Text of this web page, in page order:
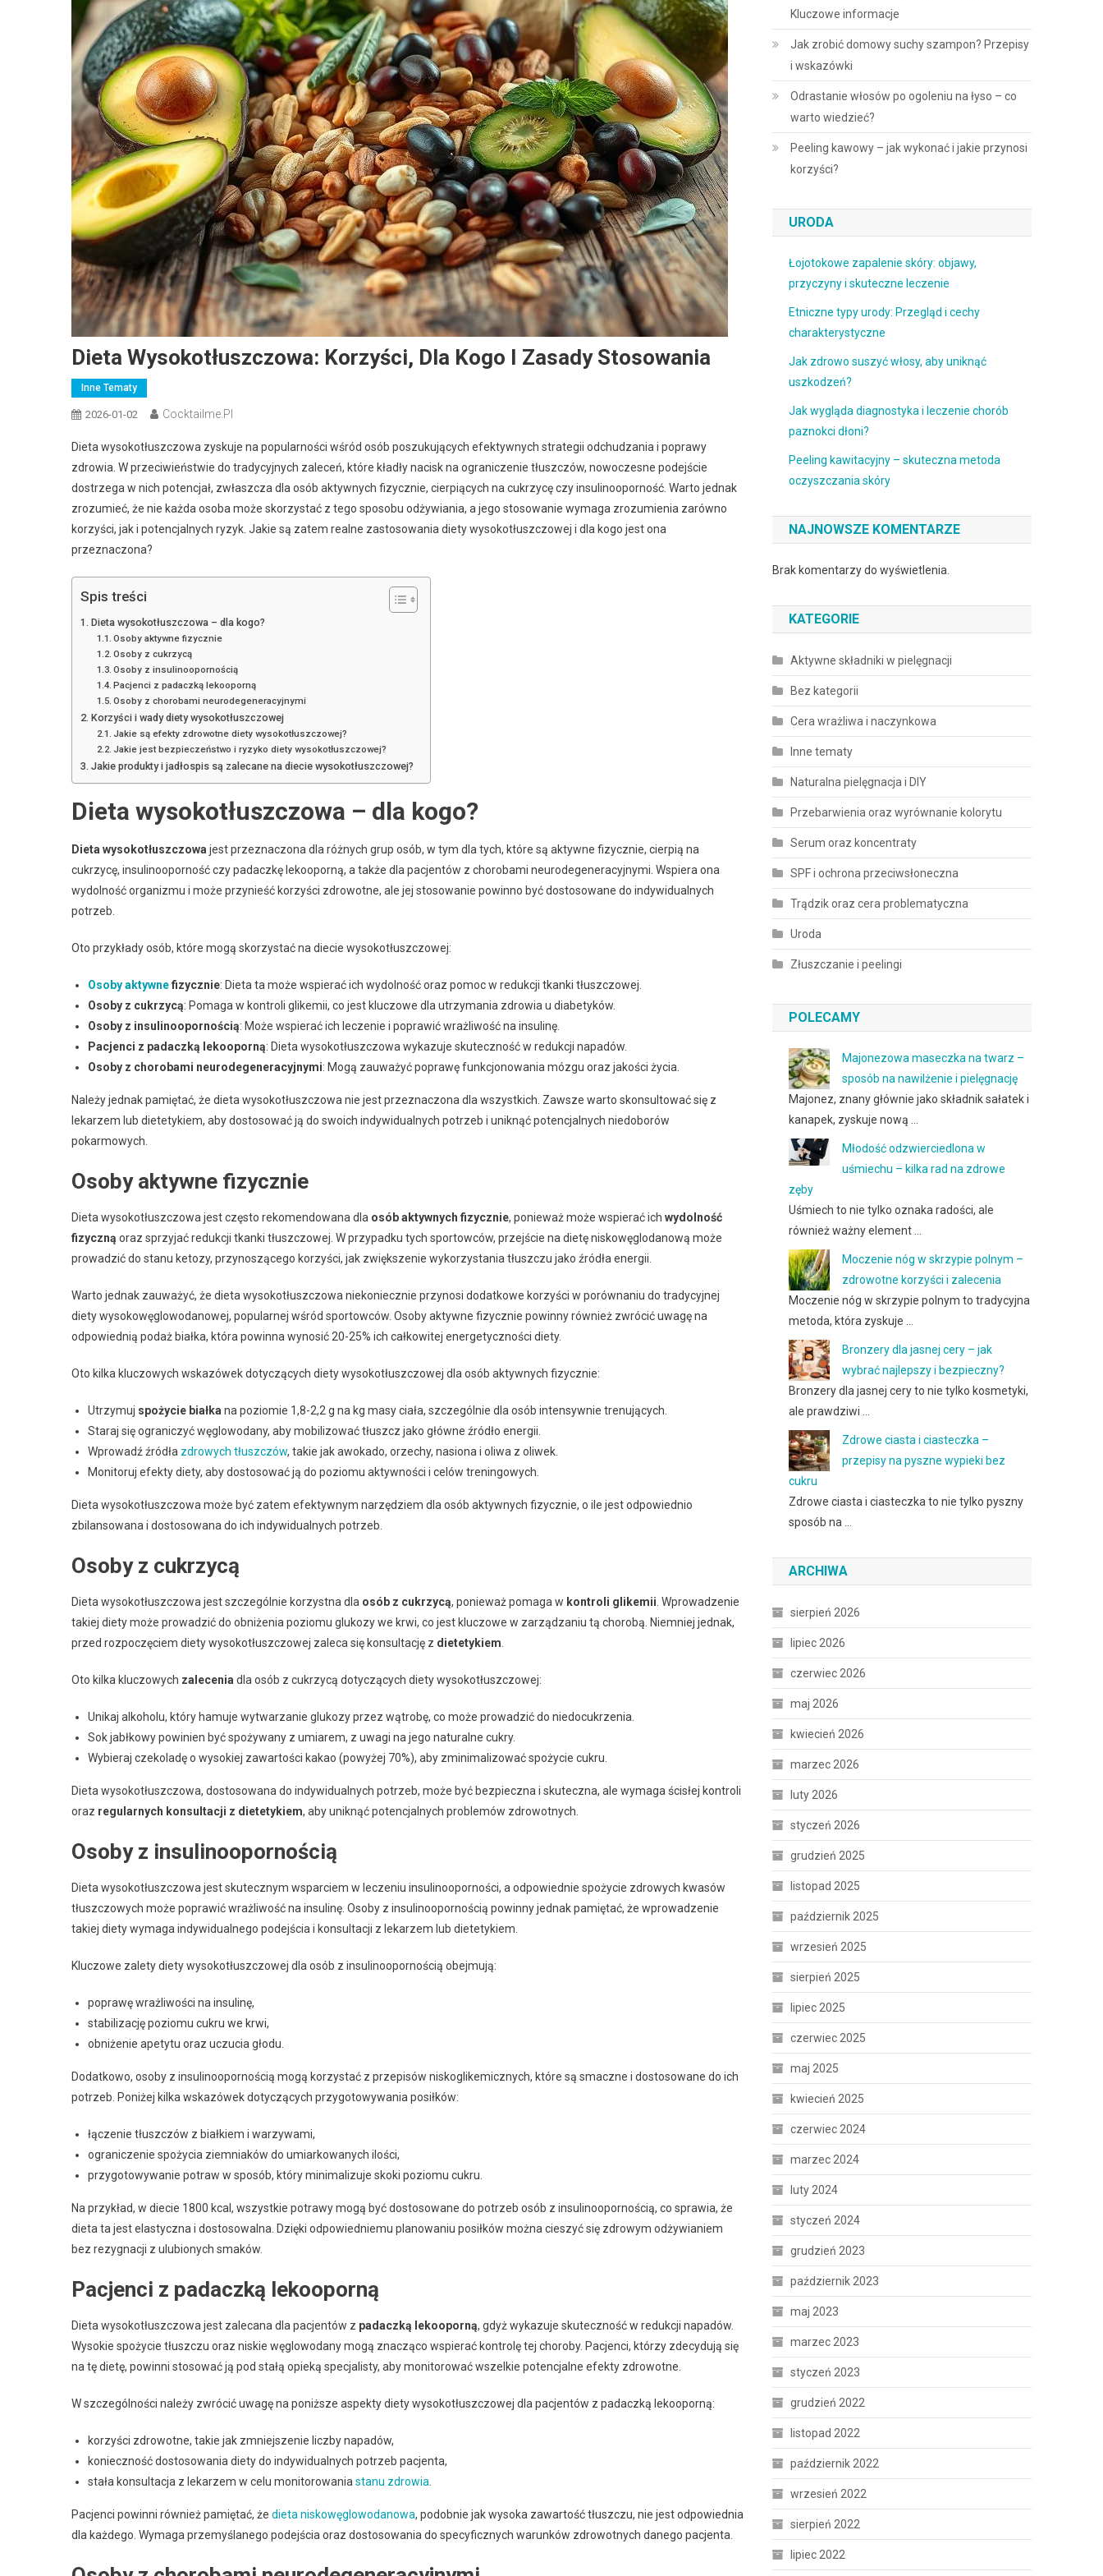
Dieta Wysokotłuszczowa: Korzyści, Dla Kogo I Zasady Stosowania
Inne Tematy
2026-01-02 Cocktailme.pl
Dieta wysokotłuszczowa zyskuje na popularności wśród osób poszukujących efektywnych strategii odchudzania i poprawy
zdrowia. W przeciwieństwie do tradycyjnych zaleceń, które kładły nacisk na ograniczenie tłuszczów, nowoczesne podejście
dostrzega w nich potencjał, zwłaszcza dla osób aktywnych fizycznie, cierpiących na cukrzycę czy insulinooporność. Warto jednak
zrozumieć, że nie każda osoba może skorzystać z tego sposobu odżywiania, a jego stosowanie wymaga zrozumienia zarówno
korzyści, jak i potencjalnych ryzyk. Jakie są zatem realne zastosowania diety wysokotłuszczowej i dla kogo jest ona
przeznaczona?
Spis treści
Dieta wysokotłuszczowa – dla kogo?
Osoby aktywne fizycznie
Osoby z cukrzycą
Osoby z insulinoopornością
Pacjenci z padaczką lekooporną
Osoby z chorobami neurodegeneracyjnymi
Korzyści i wady diety wysokotłuszczowej
Jakie są efekty zdrowotne diety wysokotłuszczowej?
Jakie jest bezpieczeństwo i ryzyko diety wysokotłuszczowej?
Jakie produkty i jadłospis są zalecane na diecie wysokotłuszczowej?
Dieta wysokotłuszczowa – dla kogo?
Dieta wysokotłuszczowa jest przeznaczona dla różnych grup osób, w tym dla tych, które są aktywne fizycznie, cierpią na
cukrzycę, insulinooporność czy padaczkę lekooporną, a także dla pacjentów z chorobami neurodegeneracyjnymi. Wspiera ona
wydolność organizmu i może przynieść korzyści zdrowotne, ale jej stosowanie powinno być dostosowane do indywidualnych
potrzeb.
Oto przykłady osób, które mogą skorzystać na diecie wysokotłuszczowej:
Osoby aktywnefizycznie: Dieta ta może wspierać ich wydolność oraz pomoc w redukcji tkanki tłuszczowej.
Osoby z cukrzycą: Pomaga w kontroli glikemii, co jest kluczowe dla utrzymania zdrowia u diabetyków.
Osoby z insulinoopornością: Może wspierać ich leczenie i poprawić wrażliwość na insulinę.
Pacjenci z padaczką lekooporną: Dieta wysokotłuszczowa wykazuje skuteczność w redukcji napadów.
Osoby z chorobami neurodegeneracyjnymi: Mogą zauważyć poprawę funkcjonowania mózgu oraz jakości życia.
Należy jednak pamiętać, że dieta wysokotłuszczowa nie jest przeznaczona dla wszystkich. Zawsze warto skonsultować się z
lekarzem lub dietetykiem, aby dostosować ją do swoich indywidualnych potrzeb i uniknąć potencjalnych niedoborów
pokarmowych.
Osoby aktywne fizycznie
Dieta wysokotłuszczowa jest często rekomendowana dla osób aktywnych fizycznie, ponieważ może wspierać ich wydolność
fizyczną oraz sprzyjać redukcji tkanki tłuszczowej. W przypadku tych sportowców, przejście na dietę niskowęglodanową może
prowadzić do stanu ketozy, przynoszącego korzyści, jak zwiększenie wykorzystania tłuszczu jako źródła energii.
Warto jednak zauważyć, że dieta wysokotłuszczowa niekoniecznie przynosi dodatkowe korzyści w porównaniu do tradycyjnej
diety wysokowęglowodanowej, popularnej wśród sportowców. Osoby aktywne fizycznie powinny również zwrócić uwagę na
odpowiednią podaż białka, która powinna wynosić 20-25% ich całkowitej energetyczności diety.
Oto kilka kluczowych wskazówek dotyczących diety wysokotłuszczowej dla osób aktywnych fizycznie:
Utrzymuj spożycie białka na poziomie 1,8-2,2 g na kg masy ciała, szczególnie dla osób intensywnie trenujących.
Staraj się ograniczyć węglowodany, aby mobilizować tłuszcz jako główne źródło energii.
Wprowadź źródła zdrowych tłuszczów, takie jak awokado, orzechy, nasiona i oliwa z oliwek.
Monitoruj efekty diety, aby dostosować ją do poziomu aktywności i celów treningowych.
Dieta wysokotłuszczowa może być zatem efektywnym narzędziem dla osób aktywnych fizycznie, o ile jest odpowiednio
zbilansowana i dostosowana do ich indywidualnych potrzeb.
Osoby z cukrzycą
Dieta wysokotłuszczowa jest szczególnie korzystna dla osób z cukrzycą, ponieważ pomaga w kontroli glikemii . Wprowadzenie
takiej diety może prowadzić do obniżenia poziomu glukozy we krwi, co jest kluczowe w zarządzaniu tą chorobą. Niemniej jednak,
przed rozpoczęciem diety wysokotłuszczowej zaleca się konsultację z dietetykiem
Oto kilka kluczowych zalecenia dla osób z cukrzycą dotyczących diety wysokotłuszczowej:
Unikaj alkoholu, który hamuje wytwarzanie glukozy przez wątrobę, co może prowadzić do niedocukrzenia.
Sok jabłkowy powinien być spożywany z umiarem, z uwagi na jego naturalne cukry.
Wybieraj czekoladę o wysokiej zawartości kakao (powyżej 70%), aby zminimalizować spożycie cukru.
Dieta wysokotłuszczowa, dostosowana do indywidualnych potrzeb, może być bezpieczna i skuteczna, ale wymaga ścisłej kontroli
oraz regularnych konsultacji z dietetykiem, aby uniknąć potencjalnych problemów zdrowotnych.
Osoby z insulinoopornością
Dieta wysokotłuszczowa jest skutecznym wsparciem w leczeniu insulinooporności, a odpowiednie spożycie zdrowych kwasów
tłuszczowych może poprawić wrażliwość na insulinę. Osoby z insulinoopornością powinny jednak pamiętać, że wprowadzenie
takiej diety wymaga indywidualnego podejścia i konsultacji z lekarzem lub dietetykiem.
Kluczowe zalety diety wysokotłuszczowej dla osób z insulinoopornością obejmują:
poprawę wrażliwości na insulinę,
stabilizację poziomu cukru we krwi,
obniżenie apetytu oraz uczucia głodu.
Dodatkowo, osoby z insulinoopornością mogą korzystać z przepisów niskoglikemicznych, które są smaczne i dostosowane do ich
potrzeb. Poniżej kilka wskazówek dotyczących przygotowywania posiłków:
łączenie tłuszczów z białkiem i warzywami,
ograniczenie spożycia ziemniaków do umiarkowanych ilości,
przygotowywanie potraw w sposób, który minimalizuje skoki poziomu cukru.
Na przykład, w diecie 1800 kcal, wszystkie potrawy mogą być dostosowane do potrzeb osób z insulinoopornością, co sprawia, że
dieta ta jest elastyczna i dostosowalna. Dzięki odpowiedniemu planowaniu posiłków można cieszyć się zdrowym odżywianiem
bez rezygnacji z ulubionych smaków.
Pacjenci z padaczką lekooporną
Dieta wysokotłuszczowa jest zalecana dla pacjentów z padaczką lekooporną, gdyż wykazuje skuteczność w redukcji napadów.
Wysokie spożycie tłuszczu oraz niskie węglowodany mogą znacząco wspierać kontrolę tej choroby. Pacjenci, którzy zdecydują się
na tę dietę, powinni stosować ją pod stałą opieką specjalisty, aby monitorować wszelkie potencjalne efekty zdrowotne.
W szczególności należy zwrócić uwagę na poniższe aspekty diety wysokotłuszczowej dla pacjentów z padaczką lekooporną:
korzyści zdrowotne, takie jak zmniejszenie liczby napadów,
konieczność dostosowania diety do indywidualnych potrzeb pacjenta,
stała konsultacja z lekarzem w celu monitorowania stanu zdrowia
Pacjenci powinni również pamiętać, że dieta niskowęglowodanowa, podobnie jak wysoka zawartość tłuszczu, nie jest odpowiednia
dla każdego. Wymaga przemyślanego podejścia oraz dostosowania do specyficznych warunków zdrowotnych danego pacjenta.
Kluczowe informacje
Jak zrobić domowy suchy szampon? Przepisy
i wskazówki
Odrastanie włosów po ogoleniu na łyso – co
warto wiedzieć?
Peeling kawowy – jak wykonać i jakie przynosi
korzyści?
URODA
Łojotokowe zapalenie skóry: objawy,
przyczyny i skuteczne leczenie
Etniczne typy urody: Przegląd i cechy
charakterystyczne
Jak zdrowo suszyć włosy, aby uniknąć
uszkodzeń?
Jak wygląda diagnostyka i leczenie chorób
paznokci dłoni?
Peeling kawitacyjny – skuteczna metoda
oczyszczania skóry
NAJNOWSZE KOMENTARZE
Brak komentarzy do wyświetlenia.
KATEGORIE
Aktywne składniki w pielęgnacji
Bez kategorii
Cera wrażliwa i naczynkowa
Inne tematy
Naturalna pielęgnacja i DIY
Przebarwienia oraz wyrównanie kolorytu
Serum oraz koncentraty
SPF i ochrona przeciwsłoneczna
Trądzik oraz cera problematyczna
Uroda
Złuszczanie i peelingi
POLECAMY
Majonezowa maseczka na twarz –
sposób na nawilżenie i pielęgnację
Majonez, znany głównie jako składnik sałatek i
kanapek, zyskuje nową …
Młodość odzwierciedlona w
uśmiechu – kilka rad na zdrowe
zęby
Uśmiech to nie tylko oznaka radości, ale
również ważny element …
Moczenie nóg w skrzypie polnym –
zdrowotne korzyści i zalecenia
Moczenie nóg w skrzypie polnym to tradycyjna
metoda, która zyskuje …
Bronzery dla jasnej cery – jak
wybrać najlepszy i bezpieczny?
Bronzery dla jasnej cery to nie tylko kosmetyki,
ale prawdziwi …
Zdrowe ciasta i ciasteczka –
przepisy na pyszne wypieki bez
cukru
Zdrowe ciasta i ciasteczka to nie tylko pyszny
sposób na …
ARCHIWA
sierpień 2026
lipiec 2026
czerwiec 2026
maj 2026
kwiecień 2026
marzec 2026
luty 2026
styczeń 2026
grudzień 2025
listopad 2025
październik 2025
wrzesień 2025
sierpień 2025
lipiec 2025
czerwiec 2025
maj 2025
kwiecień 2025
czerwiec 2024
marzec 2024
luty 2024
styczeń 2024
grudzień 2023
październik 2023
maj 2023
marzec 2023
styczeń 2023
grudzień 2022
listopad 2022
październik 2022
wrzesień 2022
sierpień 2022
lipiec 2022